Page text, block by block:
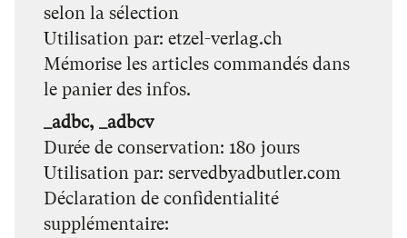
selon la sélection
Utilisation par etzel-verlag.ch
Mémorise les articles commandés dans
le panier des infos.
_adbc, _adbcv
Durée de conservation 180 jours
Utilisation par servedbyadbutler.com
Déclaration de confidentialité
supplémentaire